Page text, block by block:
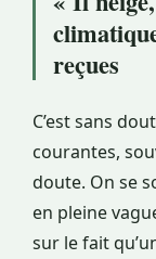
reçues
C’est sans
courantes,
doute. On se
en pleine
sur le fait